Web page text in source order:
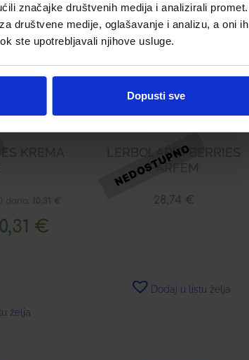
značajke društvenih medija i analizirali promet.
društvene medije, oglašavanje i analizu, a oni ih
ste upotrebljavali njihove usluge.
Dopusti sve
Akcija!
KREMA
dana: 10,31 €
€
želja
LERBOLARIO BERRIES
PARFEM
28,74 €
Dodaj u listu želja